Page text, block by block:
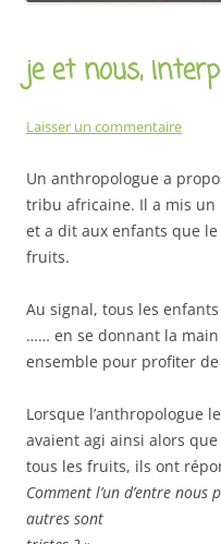
je et nous,
Laisser un commentaire
Un anthropologue a
tribu africaine. Il a mis un
et a dit aux enfants que
fruits.
Au signal, tous les
…… en se donnant la main
ensemble pour profiter
Lorsque l’anthropologue
avaient agi ainsi alors
tous les fruits, ils ont
Comment l’un d’entre
autres sont